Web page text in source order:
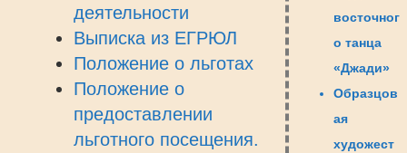
деятельности
Выписка из ЕГРЮЛ
Положение о льготах
Положение о
предоставлении
льготного посещения.
восточног
о танца
«Джади»
Образцов
ая
художест